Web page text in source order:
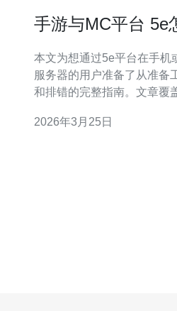
手游与MC平台 5e
本文为想通过5e平台在手机
服务器的用户准备了从准备
和排错的完整指南。文章覆
快速定位问题并顺利上线。
2026年3月25日